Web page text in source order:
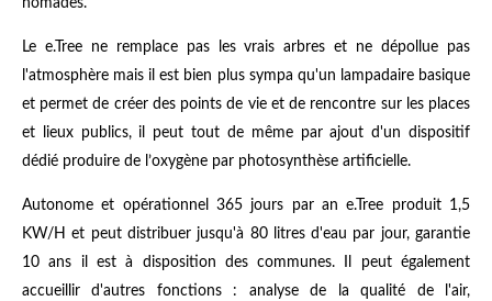
nomades.
Le e.Tree ne remplace pas les vrais arbres et ne dépollue pas
l'atmosphère mais il est bien plus sympa qu'un lampadaire basique
et permet de créer des points de vie et de rencontre sur les places
et lieux publics, il peut tout de même par ajout d'un dispositif
dédié produire de l’oxygène par photosynthèse artificielle.
Autonome et opérationnel 365 jours par an e.Tree produit 1,5
KW/H et peut distribuer jusqu'à 80 litres d'eau par jour, garantie
10 ans il est à disposition des communes. Il peut également
accueillir d'autres fonctions : analyse de la qualité de l'air,